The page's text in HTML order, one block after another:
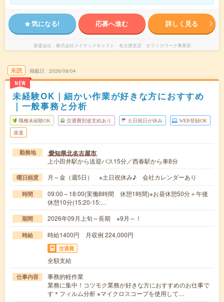
気になる! 応募へ進む 詳しく見る
派遣会社 株式会社メイテックキャスト 名古屋支店 オフィスワーク事業部
未読
NEW
掲載日 2026/08/04
未経験OK｜細かい作業が好きな方におすすめ
｜一般事務と分析
職種未経験OK 交通費別途支給あり 土日祝日が休み WEB登録OK
派遣
勤務地 愛知県北名古屋市
上小田井駅から送迎バス15分／西春駅から車8分
曜日頻度 月～金（週5日） ※土日祝休み♪ 会社カレンダーあり
時間
09:00～18:00(実働8時間 休憩1時間)※お昼休憩50分＋午後
休憩10分(15:20-15:…
期間 2026年09月上旬～長期 ※9月～！
時給 時給1400円 月収例 224,000円
交通費
全額支給
仕事内容
事務的軽作業
業務に集中！コツモク業務が好きな方におすすめのお仕事で
す＊フィルム分析 ※マイクロスコープを使用して…